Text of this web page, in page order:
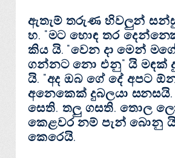
ඇතැම් තරුණ හිවලුන්
හ. "මට හොඳ තර
කිය යි. "වෙන දා මෙන් මගේ
ගන්නට නො එනු" යි මඳක්‌
යි. "අද ඔබ ගේ දේ අපට
අනෙකෙක්‌ දුබලයා
සෙති. තලු ගසති. තොල
කෙළවර නම් පැන් බොනු
කෙරෙයි.